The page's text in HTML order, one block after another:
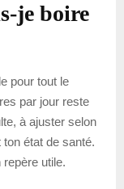
je boire
pour tout le
par jour reste
à ajuster selon
état de santé.
repère utile.